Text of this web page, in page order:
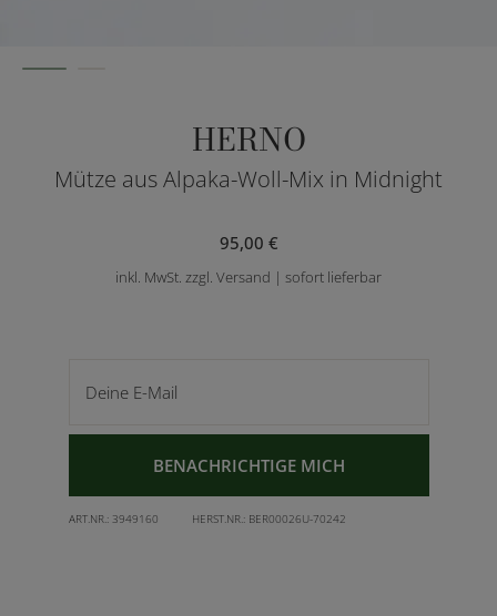
HERNO
Mütze aus Alpaka-Woll-Mix in Midnight
95,00 €
inkl. MwSt. zzgl. Versand | sofort lieferbar
BENACHRICHTIGE MICH
ART.NR.: 3949160 HERST.NR.: BER00026U-70242